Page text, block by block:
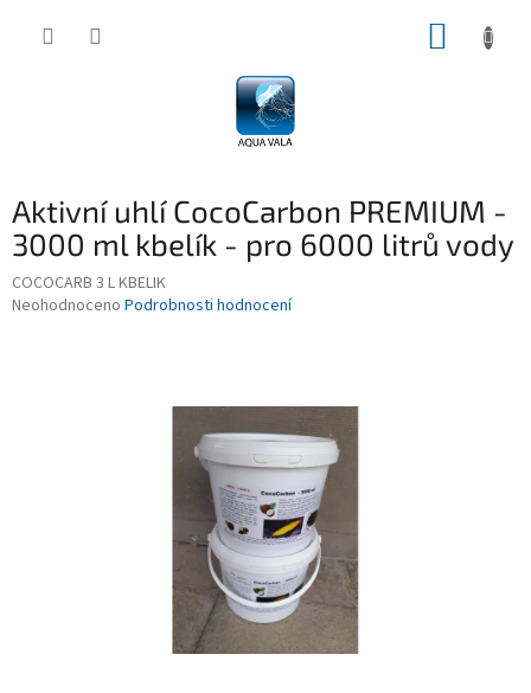
Aktivní uhlí CocoCarbon PREMIUM -
3000 ml kbelík - pro 6000 litrů vody
COCOCARB 3 L KBELIK
Průměrné
Neohodnoceno Podrobnosti hodnocení